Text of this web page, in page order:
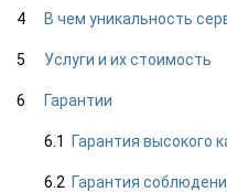
В чем уникальность
Услуги и их стоимость
Гарантии
Гарантия высокого
Гарантия